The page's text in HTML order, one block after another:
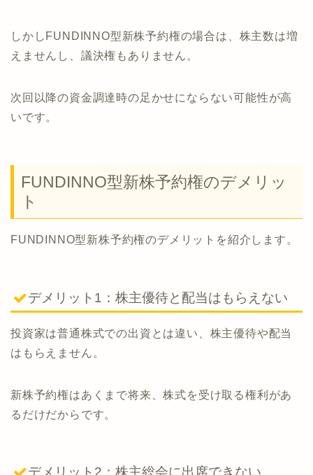
しかしFUNDINNO型新株予約権の場合は、株主数は増
えませんし、議決権もありません。
次回以降の資金調達時の足かせにならない可能性が高
いです。
FUNDINNO型新株予約権のデメリッ
ト
FUNDINNO型新株予約権のデメリットを紹介します。
デメリット1：株主優待と配当はもらえない
投資家は普通株式での出資とは違い、株主優待や配当
はもらえません。
新株予約権はあくまで将来、株式を受け取る権利があ
るだけだからです。
デメリット2：株主総会に出席できない